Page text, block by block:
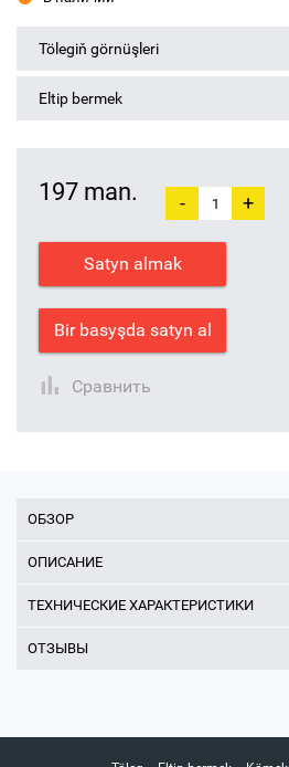
Tölegiň görnüşleri
Eltip bermek
197 man. - +
Satyn almak
Bir basyşda satyn al
Сравнить
ОБЗОР
ОПИСАНИЕ
ТЕХНИЧЕСКИЕ ХАРАКТЕРИСТИКИ
ОТЗЫВЫ